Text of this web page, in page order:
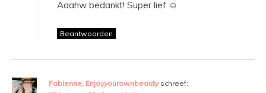
Aaahw bedankt! Super lief ☺️
Beantwoorden
Fabienne, Enjoyyourownbeauty schreef: